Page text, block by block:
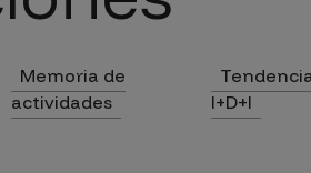
Memoria de
actividades
I+D+I